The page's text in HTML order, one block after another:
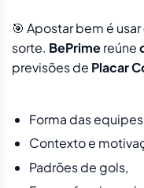
🎯 Apostar bem é usar
sorte. BePrimereúne
previsões de Placar
Forma das
Contexto e
Padrões de gols,